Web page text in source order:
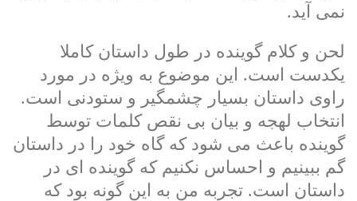
نمی آید.
لحن و کلام گوینده در طول داستان کاملا
یکدست است. این موضوع به ویژه در مورد
راوی داستان بسیار چشم­گیر و ستودنی است.
انتخاب لهجه و بیان بی نقص کلمات توسط
گوینده باعث می شود که گاه خود را در داستان
گم ببینیم و احساس نکنیم که گوینده ای در
داستان است. تجربه من به این گونه بود که